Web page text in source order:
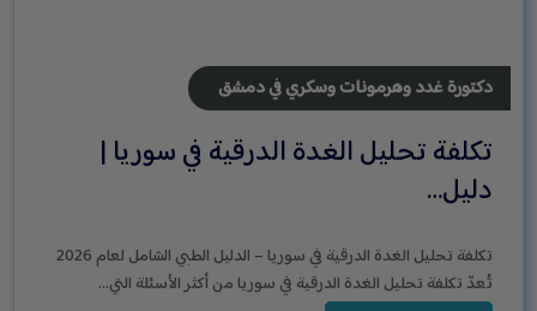
دكتورة غدد وهرمونات وسكري في دمشق
تكلفة تحليل الغدة الدرقية في سوريا |
دليل…
تكلفة تحليل الغدة الدرقية في سوريا – الدليل الطبي الشامل لعام 2026
تُعدّ تكلفة تحليل الغدة الدرقية في سوريا من أكثر الأسئلة التي…